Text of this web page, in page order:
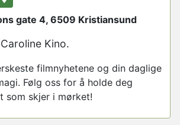
gate 4, 6509 Kristiansund
Kino.
filmnyhetene og din daglige
Følg oss for å holde deg
som skjer i mørket!